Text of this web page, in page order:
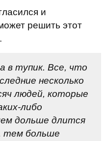
и
решить этот
в тупик. Все, что
несколько
людей, которые
либо
дольше длится
тем больше